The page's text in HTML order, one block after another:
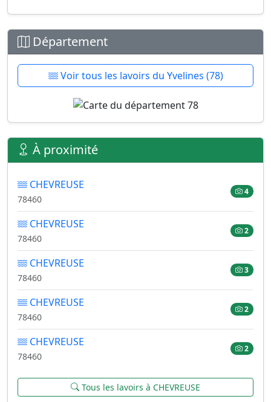
Département
Voir tous les lavoirs du Yvelines (78)
À proximité
CHEVREUSE
78460
4
CHEVREUSE
78460
2
CHEVREUSE
78460
3
CHEVREUSE
78460
2
CHEVREUSE
78460
2
Tous les lavoirs à CHEVREUSE